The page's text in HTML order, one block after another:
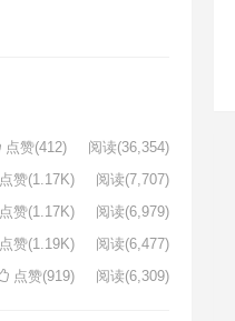
点赞(412) 阅读(36,354)
点赞(1.17K) 阅读(7,707)
点赞(1.17K)
阅读(6,979)
点赞(1.19K) 阅读(6,477)
点赞(919) 阅读(6,309)